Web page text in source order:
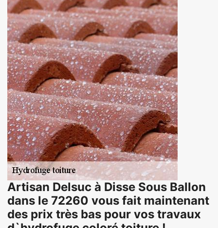
Artisan Delsuc à Disse Sous Ballon
dans le 72260 vous fait maintenant
des prix très bas pour vos travaux